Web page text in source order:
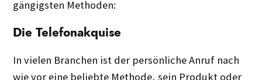
gängigsten Methoden:
Die Telefonakquise
In vielen Branchen ist der persönliche Anruf nach
wie vor eine beliebte Methode, sein Produkt oder